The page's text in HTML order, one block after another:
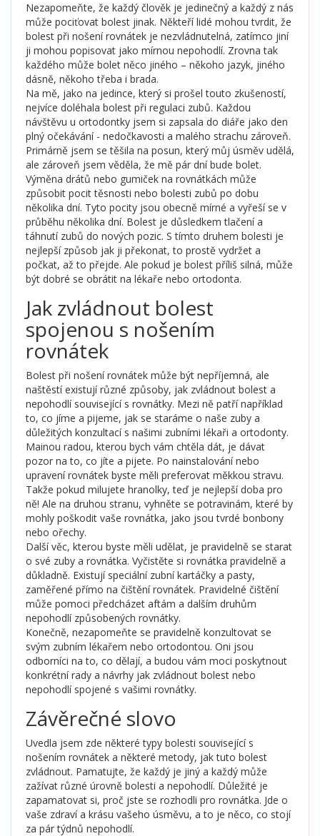
Nezapomeňte, že každý člověk je jedinečný a každý z nás
může pociťovat bolest jinak. Někteří lidé mohou tvrdit, že
bolest při nošení rovnátek je nezvládnutelná, zatímco jiní
ji mohou popisovat jako mírnou nepohodlí. Zrovna tak
každého může bolet něco jiného – někoho jazyk, jiného
dásně, někoho třeba i brada.
Na mě, jako na jedince, který si prošel touto zkušeností,
nejvíce doléhala bolest při regulaci zubů. Každou
návštěvu u ortodontky jsem si zapsala do diáře jako den
plný očekávání - nedočkavosti a malého strachu zároveň.
Primárně jsem se těšila na posun, který můj úsměv udělá,
ale zároveň jsem věděla, že mě pár dní bude bolet.
Výměna drátů nebo gumiček na rovnátkách může
způsobit pocit těsnosti nebo bolesti zubů po dobu
několika dní. Tyto pocity jsou obecně mírné a vyřeší se v
průběhu několika dní. Bolest je důsledkem tlačení a
táhnutí zubů do nových pozic. S tímto druhem bolesti je
nejlepší způsob jak ji překonat, to prostě vydržet a
počkat, až to přejde. Ale pokud je bolest příliš silná, může
být dobré se obrátit na lékaře nebo ortodonta.
Jak zvládnout bolest
spojenou s nošením
rovnátek
Bolest při nošení rovnátek může být nepříjemná, ale
naštěstí existují různé způsoby, jak zvládnout bolest a
nepohodlí související s rovnátky. Mezi ně patří například
to, co jíme a pijeme, jak se staráme o naše zuby a
důležitých konzultací s našimi zubními lékaři a ortodonty.
Mainou radou, kterou bych vám chtěla dát, je dávat
pozor na to, co jíte a pijete. Po nainstalování nebo
upravení rovnátek byste měli preferovat měkkou stravu.
Takže pokud milujete hranolky, teď je nejlepší doba pro
ně! Ale na druhou stranu, vyhněte se potravinám, které by
mohly poškodit vaše rovnátka, jako jsou tvrdé bonbony
nebo ořechy.
Další věc, kterou byste měli udělat, je pravidelně se starat
o své zuby a rovnátka. Vyčistěte si rovnátka pravidelně a
důkladně. Existují speciální zubní kartáčky a pasty,
zaměřené přímo na čištění rovnátek. Pravidelné čištění
může pomoci předcházet aftám a dalším druhům
nepohodlí způsobených rovnátky.
Konečně, nezapomeňte se pravidelně konzultovat se
svým zubním lékařem nebo ortodontou. Oni jsou
odborníci na to, co dělají, a budou vám moci poskytnout
konkrétní rady a návrhy jak zvládnout bolest nebo
nepohodlí spojené s vašimi rovnátky.
Závěrečné slovo
Uvedla jsem zde některé typy bolesti související s
nošením rovnátek a některé metody, jak tuto bolest
zvládnout. Pamatujte, že každý je jiný a každý může
zažívat různé úrovně bolesti a nepohodlí. Důležité je
zapamatovat si, proč jste se rozhodli pro rovnátka. Jde o
vaše zdraví a krásu vašeho úsměvu, a to je něco, co stojí
za pár týdnů nepohodlí.